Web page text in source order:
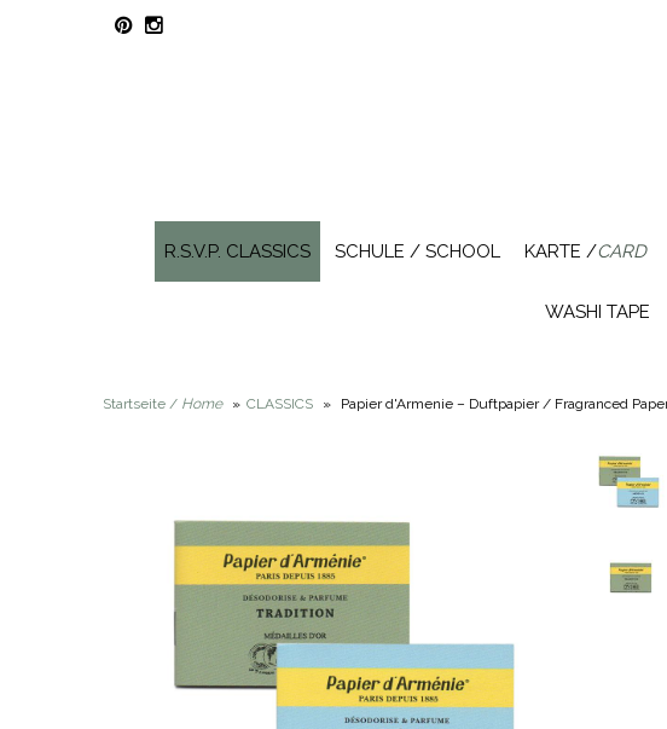
R.S.V.P. CLASSICS SCHULE / SCHOOL KARTE /CARD
WASHI TAPE
Startseite / Home » CLASSICS » Papier d'Armenie – Duftpapier / Fragranced